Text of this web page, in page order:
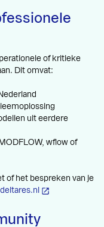
of kritieke
Dit omvat:
uit eerdere
wflow of
of het bespreken van je